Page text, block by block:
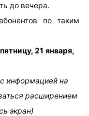
до вечера.
по таким
21 января,
информацией на
расширением
экран)